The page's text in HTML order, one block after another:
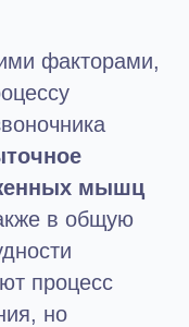
факторами,
мышц
в общую
процесс
но